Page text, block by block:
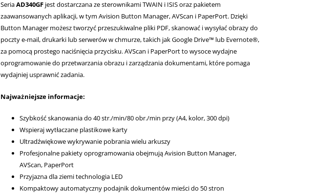
SeriaAD340GFjest dostarczana ze sterownikami TWAIN i ISIS oraz pakietem
zaawansowanych aplikacji, w tym Avision Button Manager, AVScan i PaperPort. Dzięki
Button Manager możesz tworzyć przeszukiwalne pliki PDF, skanować i wysyłać obrazy do
poczty e-mail, drukarki lub serwerów w chmurze, takich jak Google Drive™ lub Evernote®,
za pomocą prostego naciśnięcia przycisku. AVScan i PaperPort to wysoce wydajne
oprogramowanie do przetwarzania obrazu i zarządzania dokumentami, które pomaga
wydajniej usprawnić zadania.
Najważniejsze informacje:
Szybkość skanowania do 40 str./min/80 obr./min przy (A4, kolor, 300 dpi)
Wspieraj wytłaczane plastikowe karty
Ultradźwiękowe wykrywanie pobrania wielu arkuszy
Profesjonalne pakiety oprogramowania obejmują Avision Button Manager,
AVScan, PaperPort
Przyjazna dla ziemi technologia LED
Kompaktowy automatyczny podajnik dokumentów mieści do 50 stron